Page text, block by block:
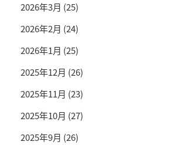
2026年3月 (25)
2026年2月 (24)
2026年1月 (25)
2025年12月 (26)
2025年11月 (23)
2025年10月 (27)
2025年9月 (26)